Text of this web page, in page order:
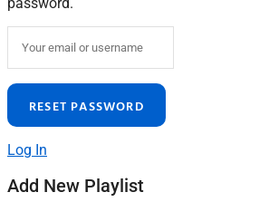
Log In
Add New Playlist